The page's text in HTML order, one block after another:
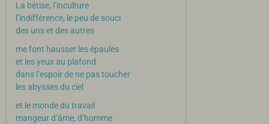
La bêtise, l’inculture
l’indifférence, le peu de souci
des uns et des autres
me font hausser les épaules
et les yeux au plafond
dans l’espoir de ne pas toucher
les abysses du ciel
et le monde du travail
mangeur d’âme, d’homme